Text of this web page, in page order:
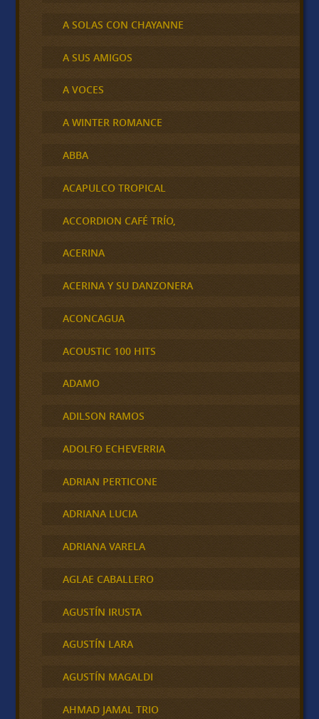
A SOLAS CON CHAYANNE
A SUS AMIGOS
A VOCES
A WINTER ROMANCE
ABBA
ACAPULCO TROPICAL
ACCORDION CAFÉ TRÍO,
ACERINA
ACERINA Y SU DANZONERA
ACONCAGUA
ACOUSTIC 100 HITS
ADAMO
ADILSON RAMOS
ADOLFO ECHEVERRIA
ADRIAN PERTICONE
ADRIANA LUCIA
ADRIANA VARELA
AGLAE CABALLERO
AGUSTÍN IRUSTA
AGUSTÍN LARA
AGUSTÍN MAGALDI
AHMAD JAMAL TRIO